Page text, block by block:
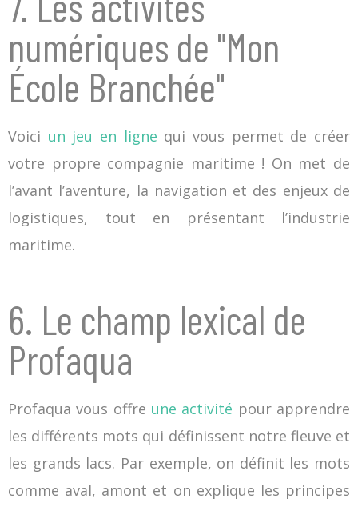
numériques de "Mon
École Branchée"
Voici un jeu en ligne qui vous permet de créer
votre propre compagnie maritime ! On met de
l’avant l’aventure, la navigation et des enjeux de
logistiques, tout en présentant l’industrie
maritime.
6. Le champ lexical de
Profaqua
Profaqua vous offre une activité pour apprendre
les différents mots qui définissent notre fleuve et
les grands lacs. Par exemple, on définit les mots
comme aval, amont et on explique les principes